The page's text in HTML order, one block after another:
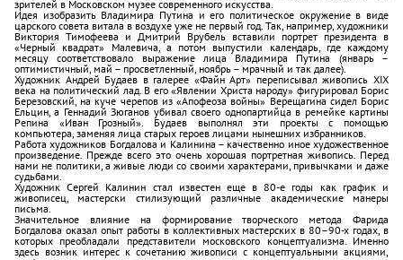
зрителей в Московском музее современного искусства.
Идея изобразить Владимира Путина и его политическое окружение в виде
царского совета витала в воздухе уже не первый год. Так, например, художники
Виктория Тимофеева и Дмитрий Врубель вставили портрет президента в
«Черный квадрат» Малевича, а потом выпустили календарь, где каждому
месяцу соответствовало выражение лица Владимира Путина (январь –
оптимистичный, май – просветленный, ноябрь – мрачный и так далее).
Художник Андрей Будаев в галерее «Файн Арт» переписывал живопись XIX
века на политический лад. В его «Явлении Христа народу» фигурировал Борис
Березовский, на куче черепов из «Апофеоза войны» Верещагина сидел Борис
Ельцин, а Геннадий Зюганов убивал своего однопартийца в ремейке картины
Репина «Иван Грозный». Будаев выполнял эти проекты с помощью
компьютера, заменяя лица старых героев лицами нынешних избранников.
Работа художников Богдалова и Калинина – качественно иное художественное
произведение. Прежде всего это очень хорошая портретная живопись. Перед
нами не политики, а живые люди со своими характерами, привычками и даже
судьбами.
Художник Сергей Калинин стал известен еще в 80-е годы как график и
живописец, мастерски стилизующий различные академические манеры
письма.
Значительное влияние на формирование творческого метода Фарида
Богдалова оказал опыт работы в коллективных мастерских в 80–90-х годах, в
которых преобладали представители московского концептуализма. Именно
здесь возник интерес к сочетанию живописи с концептуальными акциями,